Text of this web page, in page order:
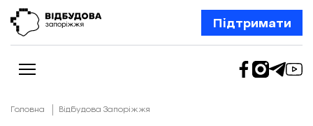
Підтримати
Головна Відбудова Запоріжжя